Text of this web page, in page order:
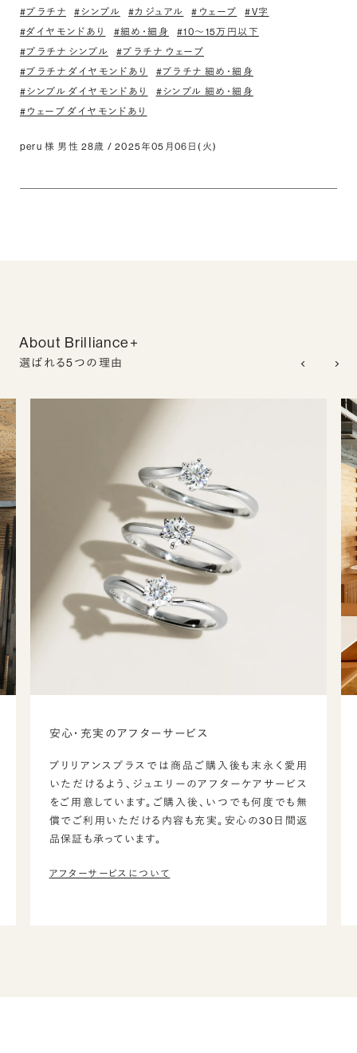
#プラチナ #シンプル #カジュアル #ウェーブ
#V字
#ダイヤモンドあり
#細め・細身
#10〜15万円以下
#プラチナ シンプル
#プラチナ ウェーブ
#プラチナ ダイヤモンドあり
#プラチナ 細め・細身
#シンプル ダイヤモンドあり
#シンプル 細め・細身
#ウェーブ ダイヤモンドあり
peru 様 男性 28歳 / 2025年05月06日(火)
About Brilliance+
選ばれる5つの理由
安心・充実のアフターサービス
ブリリアンスプラスでは商品ご購入後も末永く愛用
いただけるよう、ジュエリーのアフターケアサービス
をご用意しています。ご購入後、いつでも何度でも無
償でご利用いただける内容も充実。安心の30日間返
品保証も承っています。
アフターサービスについて